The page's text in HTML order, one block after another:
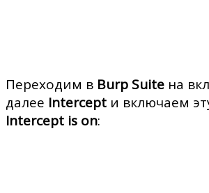
Переходим в Burp Suite на
далее Intercept и включаем
Intercept is on: